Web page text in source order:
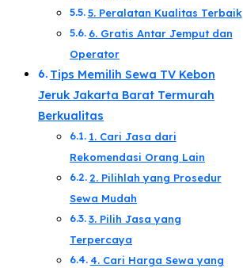
5. Peralatan Kualitas Terbaik​
6. Gratis Antar Jemput dan
Operator​
Tips Memilih Sewa TV Kebon
Jeruk Jakarta Barat Termurah
Berkualitas​
1. Cari Jasa dari
Rekomendasi Orang Lain​
2. Pilihlah yang Prosedur
Sewa Mudah​
3. Pilih Jasa yang
Terpercaya​
4. Cari Harga Sewa yang